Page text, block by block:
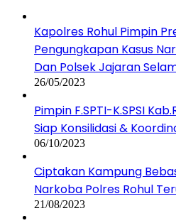
Kapolres Rohul Pimpin
Pengungkapan Kasus
Dan Polsek Jajaran
26/05/2023
Pimpin F.SPTI-K.SPSI
Siap Konsilidasi &
06/10/2023
Ciptakan Kampung
Narkoba Polres Rohul
21/08/2023